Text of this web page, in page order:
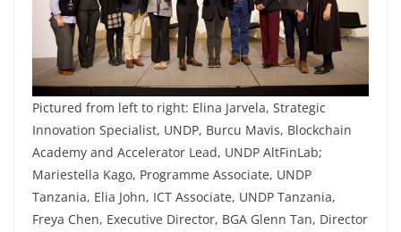
Pictured from left to right: Elina Jarvela, Strategic
Innovation Specialist, UNDP, Burcu Mavis, Blockchain
Academy and Accelerator Lead, UNDP AltFinLab;
Mariestella Kago, Programme Associate, UNDP
Tanzania, Elia John, ICT Associate, UNDP Tanzania,
Freya Chen, Executive Director, BGA Glenn Tan, Director